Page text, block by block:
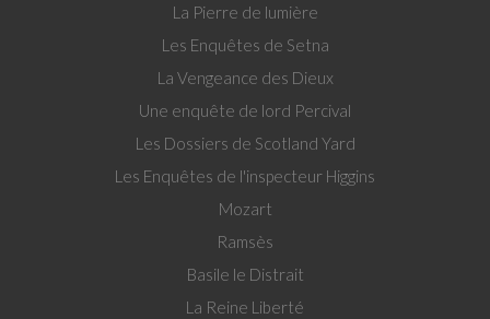
La Pierre de lumière
Les Enquêtes de Setna
La Vengeance des Dieux
Une enquête de lord Percival
Les Dossiers de Scotland Yard
Les Enquêtes de l'inspecteur Higgins
Mozart
Ramsès
Basile le Distrait
La Reine Liberté